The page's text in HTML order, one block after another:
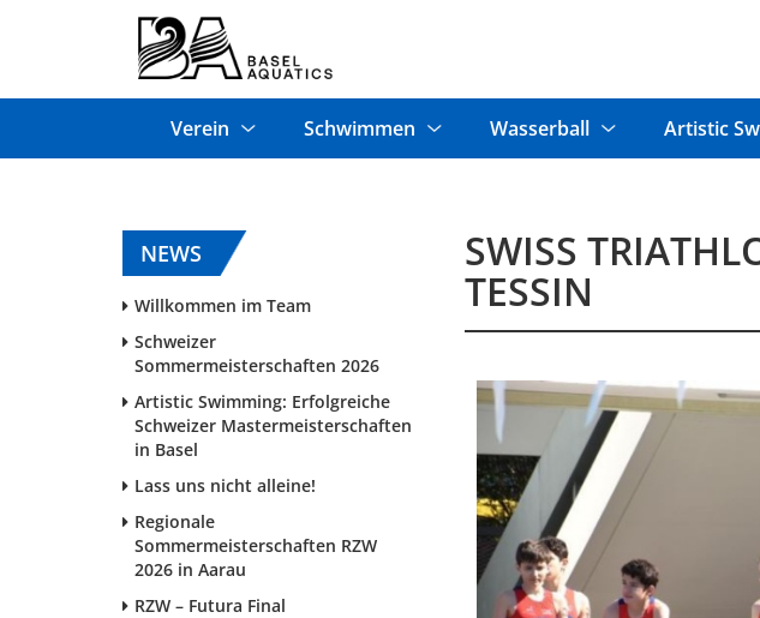
Verein Schwimmen Wasserball Artistic
NEWS
Willkommen im Team
Schweizer
Sommermeisterschaften 2026
Artistic Swimming: Erfolgreiche
Schweizer Mastermeisterschaften
in Basel
Lass uns nicht alleine!
Regionale
Sommermeisterschaften RZW
2026 in Aarau
RZW – Futura Final
SWISS
TESSIN